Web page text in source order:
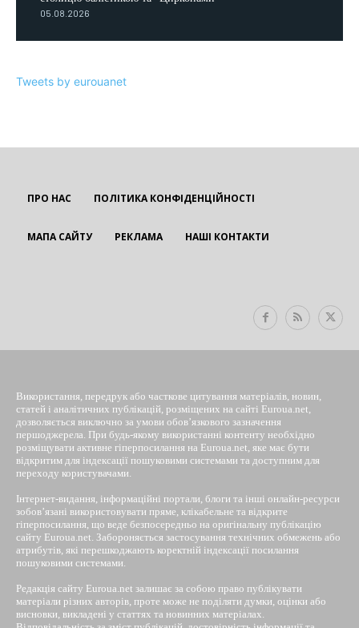
05.08.2026
Tweets by eurouanet
ПРО НАС ПОЛІТИКА КОНФІДЕНЦІЙНОСТІ
МАПА САЙТУ РЕКЛАМА НАШІ КОНТАКТИ
Використання, передрук або часткове цитування матеріалів, новин,
статей і аналітичних публікацій, розміщених на сайті Euroua.net,
дозволяється виключно за умови обов’язкового зазначення
першоджерела. При будь-якому використанні контенту необхідно
розміщувати активне гіперпосилання на Euroua.net, яке має бути
відкритим для індексації пошуковими системами та доступним для
переходу користувачами.
Інтернет-видання, інформаційні портали, блоги та інші онлайн-ресурси
зобов’язані використовувати пряме, клікабельне та відкрите
гіперпосилання, що веде безпосередньо на оригінальну публікацію
сайту Euroua.net. Забороняється застосування технічних обмежень або
атрибутів, які перешкоджають коректній індексації посилання
пошуковими системами.
Редакція сайту Euroua.net залишає за собою право публікувати
матеріали різних авторів, проте може не поділяти думки, оцінки або
висновки, викладені у статтях та новинних матеріалах.